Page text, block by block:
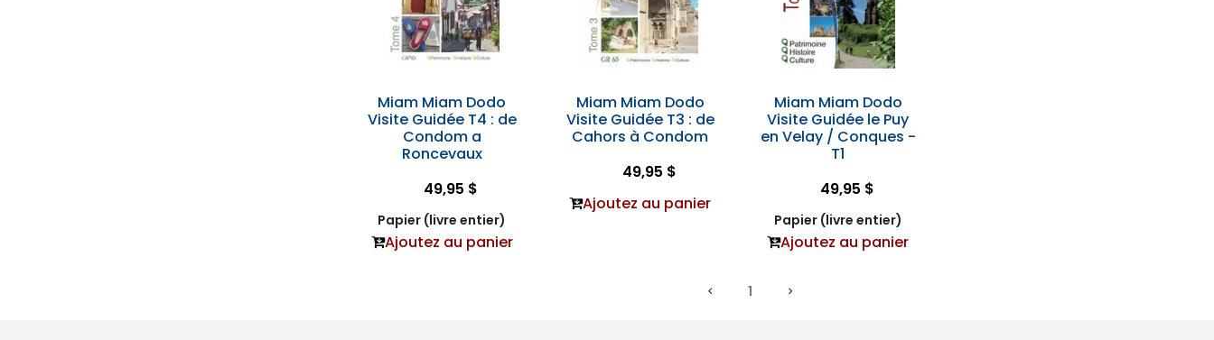
Miam Miam Dodo
Visite Guidée T4 : de
Condom a
Roncevaux
49,95 $
Papier (livre entier)
Ajoutez au panier
Miam Miam Dodo
Visite Guidée T3 : de
Cahors à Condom
49,95 $
Ajoutez au panier
Miam Miam Dodo
Visite Guidée le Puy
en Velay / Conques -
T1
49,95 $
Papier (livre entier)
Ajoutez au panier
1